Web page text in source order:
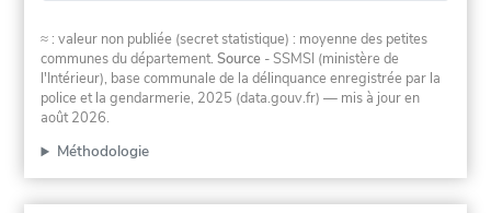
≈ : valeur non publiée (secret statistique) : moyenne des petites
communes du département.Source - SSMSI (ministère de
l'Intérieur), base communale de la délinquance enregistrée par la
police et la gendarmerie, 2025 (data.gouv.fr) — mis à jour en
août 2026.
Méthodologie